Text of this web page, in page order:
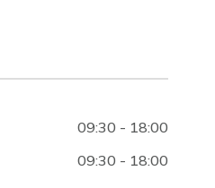
09:30 - 18:00
09:30 - 18:00